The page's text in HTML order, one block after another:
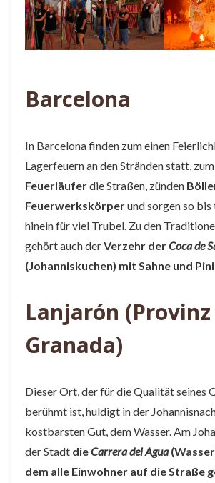
Barcelona
In Barcelona finden zum einen
Lagerfeuern an den Stränden statt,
Feuerläuferdie Straßen, zünden
Feuerwerkskörperund sorgen so
hinein für viel Trubel. Zu den
gehört auch derVerzehr derCoca de
(Johanniskuchen) mit Sahne und
Lanjarón (Provinz
Granada)
Dieser Ort, der für die Qualität seines
berühmt ist, huldigt in der
kostbarsten Gut, dem Wasser. Am
der Stadt dieCarrera del Agua
dem alle Einwohner auf die Straße